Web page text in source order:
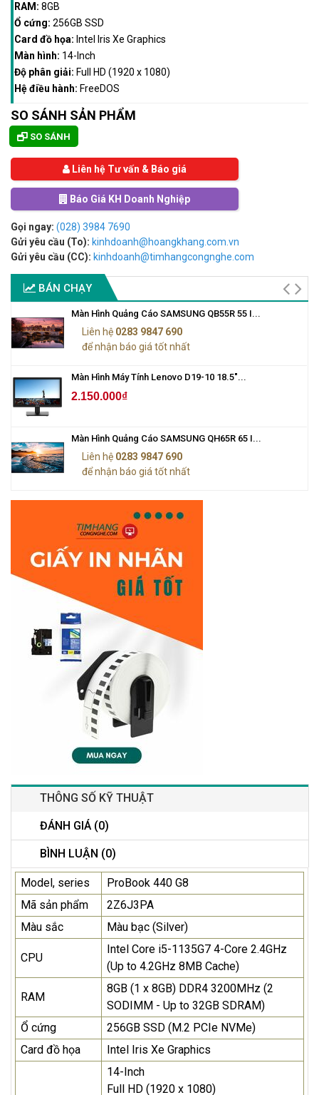
RAM: 8GB
Ổ cứng: 256GB SSD
Card đồ họa: Intel Iris Xe Graphics
Màn hình: 14-Inch
Độ phân giải: Full HD (1920 x 1080)
Hệ điều hành: FreeDOS
SO SÁNH SẢN PHẨM
SO SÁNH
Liên hệ Tư vấn & Báo giá
Báo Giá KH Doanh Nghiệp
Gọi ngay: (028) 3984 7690
Gửi yêu cầu (To): kinhdoanh@hoangkhang.com.vn
Gửi yêu cầu (CC): kinhdoanh@timhangcongnghe.com
BÁN CHẠY
Màn Hình Quảng Cáo SAMSUNG QB55R 55 I...
Liên hệ 0283 9847 690
để nhận báo giá tốt nhất
Màn Hình Máy Tính Lenovo D19-10 18.5"...
2.150.000₫
Màn Hình Quảng Cáo SAMSUNG QH65R 65 I...
Liên hệ 0283 9847 690
để nhận báo giá tốt nhất
THÔNG SỐ KỸ THUẬT
ĐÁNH GIÁ (0)
BÌNH LUẬN (0)
Model, series
ProBook 440 G8
Mã sản phẩm
2Z6J3PA
Màu sắc
Màu bạc (Silver)
CPU
Intel Core i5-1135G7 4-Core 2.4GHz
(Up to 4.2GHz 8MB Cache)
RAM
8GB (1 x 8GB) DDR4 3200MHz (2
SODIMM - Up to 32GB SDRAM)
Ổ cứng
256GB SSD (M.2 PCIe NVMe)
Card đồ họa
Intel Iris Xe Graphics
14-Inch
Full HD (1920 x 1080)